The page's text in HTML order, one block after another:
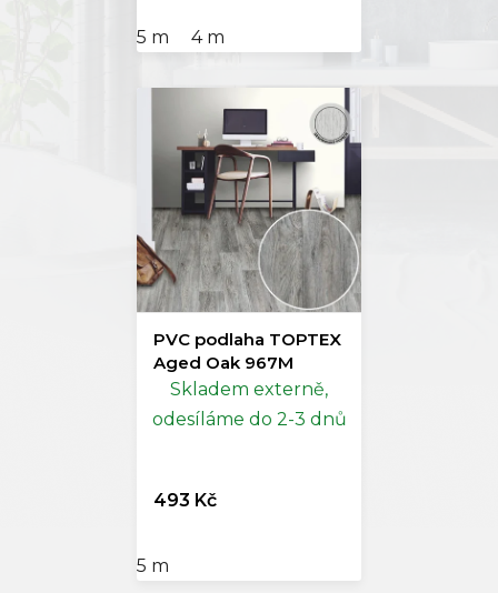
5 m 4 m
PVC podlaha TOPTEX
Aged Oak 967M
Skladem externě,
odesíláme do 2-3 dnů
493 Kč
5 m